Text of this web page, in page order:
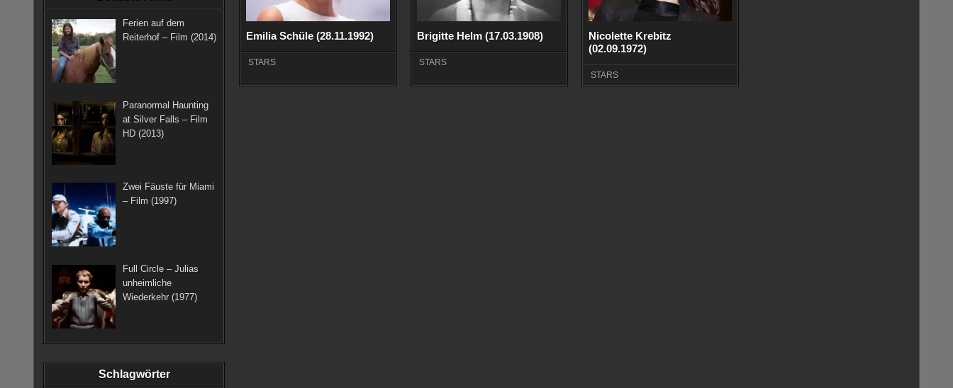
a
s
t
Ferien auf dem
Reiterhof – Film (2014)
Paranormal Haunting
at Silver Falls – Film
HD (2013)
Zwei Fäuste für Miami
– Film (1997)
Full Circle – Julias
unheimliche
Wiederkehr (1977)
Schlagwörter
Emilia Schüle (28.11.1992)
STARS
Brigitte Helm (17.03.1908)
STARS
Nicolette Krebitz
(02.09.1972)
STARS